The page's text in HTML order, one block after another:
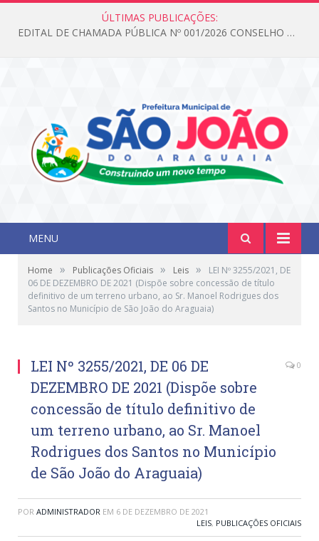
ÚLTIMAS PUBLICAÇÕES:
EDITAL DE CHAMADA PÚBLICA Nº 001/2026 CONSELHO DOS DIREITOS DA CRIANÇA E DO ADOLESCENTE
MENU
Home » Publicações Oficiais » Leis »
LEI Nº 3255/2021, DE
06 DE DEZEMBRO DE 2021 (Dispõe sobre concessão de título
definitivo de um terreno urbano, ao Sr. Manoel Rodrigues dos
Santos no Município de São João do Araguaia)
LEI Nº 3255/2021, DE 06 DE
DEZEMBRO DE 2021 (Dispõe sobre
concessão de título definitivo de
um terreno urbano, ao Sr. Manoel
Rodrigues dos Santos no Município
de São João do Araguaia)
0
POR ADMINISTRADOR EM 6 DE DEZEMBRO DE 2021
LEIS, PUBLICAÇÕES OFICIAIS